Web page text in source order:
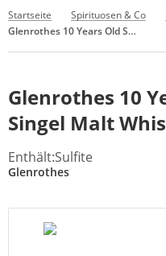
Startseite Spirituosen & Co
Glenrothes 10 Years Old Speyside Singel Malt Whiskey / Schottland
Glenrothes 10
Singel Malt
Enthält:Sulfite
Glenrothes